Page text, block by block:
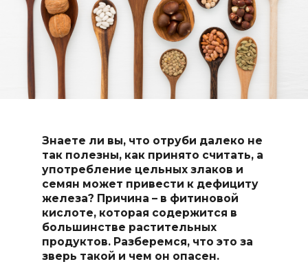
Знаете ли вы, что отруби далеко не
так полезны, как принято считать, а
употребление цельных злаков и
семян может привести к дефициту
железа? Причина – в фитиновой
кислоте, которая содержится в
большинстве растительных
продуктов. Разберемся, что это за
зверь такой и чем он опасен.